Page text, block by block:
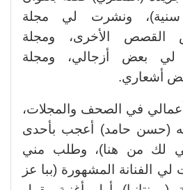
ونشرت لي مجلة
القصص الأخرى، ومجلة
لي بعض أزجالي، ومجلة
أشعاري.
في الصحف والمجلات،
(حسن حامد) أعجب بأحدى
لك من هنا)، وطلب مني
لي الفنانة المشهورة (ببا عز